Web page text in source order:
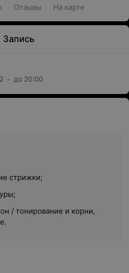
Отзывы На карте
Запись
до 20:00
стрижки;
/ тонирование и корни,